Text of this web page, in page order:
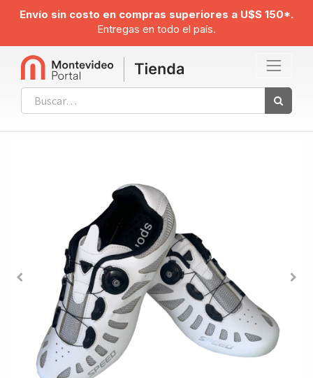
Envío sin costo en compras superiores a U$S 150*.
Entregas en todo el país.